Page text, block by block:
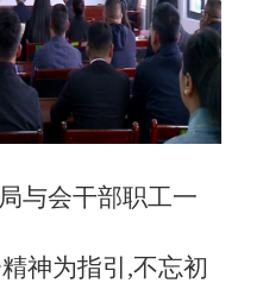
与会干部职工一
神为指引,不忘初